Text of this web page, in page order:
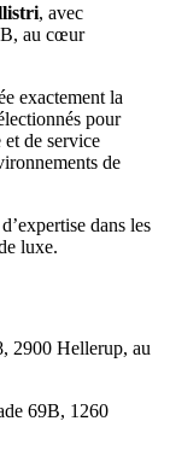
, avec
au cœur
exactement la
pour
de service
de
dans les
luxe.
2900 Hellerup, au
69B, 1260